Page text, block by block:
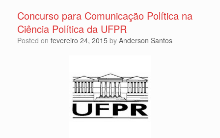
Concurso para Comunicação Política na
Ciência Política da UFPR
Posted on fevereiro 24, 2015 by Anderson Santos